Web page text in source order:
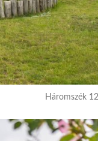
Háromszék